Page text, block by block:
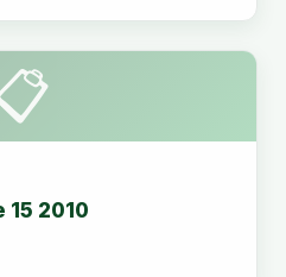
15 2010